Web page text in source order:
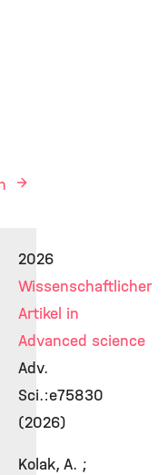
2026
Wissenschaftlicher
Artikel in
Advanced science
Adv.
Sci.:e75830
(2026)
Kolak, A. ;